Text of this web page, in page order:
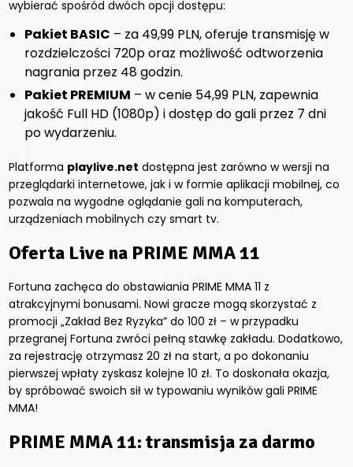
wybierać spośród dwóch opcji dostępu:
Pakiet BASIC – za 49,99 PLN, oferuje transmisję w
rozdzielczości 720p oraz możliwość odtworzenia
nagrania przez 48 godzin.
Pakiet PREMIUM – w cenie 54,99 PLN, zapewnia
jakość Full HD (1080p) i dostęp do gali przez 7 dni
po wydarzeniu.
Platforma playlive.net dostępna jest zarówno w wersji na
przeglądarki internetowe, jak i w formie aplikacji mobilnej, co
pozwala na wygodne oglądanie gali na komputerach,
urządzeniach mobilnych czy smart tv.
Oferta Live na PRIME MMA 11
Fortuna zachęca do obstawiania PRIME MMA 11 z
atrakcyjnymi bonusami. Nowi gracze mogą skorzystać z
promocji „Zakład Bez Ryzyka” do 100 zł – w przypadku
przegranej Fortuna zwróci pełną stawkę zakładu. Dodatkowo,
za rejestrację otrzymasz 20 zł na start, a po dokonaniu
pierwszej wpłaty zyskasz kolejne 10 zł. To doskonała okazja,
by spróbować swoich sił w typowaniu wyników gali PRIME
MMA!
PRIME MMA 11: transmisja za darmo